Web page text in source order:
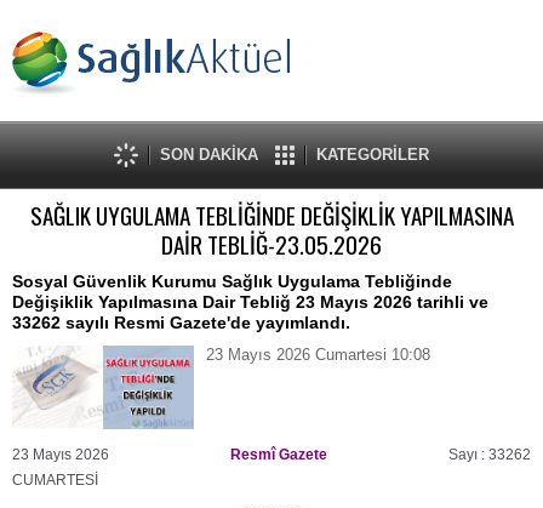
SON DAKİKA KATEGORİLER
SAĞLIK UYGULAMA TEBLİĞİNDE DEĞİŞİKLİK YAPILMASINA
DAİR TEBLİĞ-23.05.2026
Sosyal Güvenlik Kurumu Sağlık Uygulama Tebliğinde
Değişiklik Yapılmasına Dair Tebliğ 23 Mayıs 2026 tarihli ve
33262 sayılı Resmi Gazete'de yayımlandı.
23 Mayıs 2026 Cumartesi 10:08
23 Mayıs 2026
CUMARTESİ
Resmî Gazete Sayı : 33262